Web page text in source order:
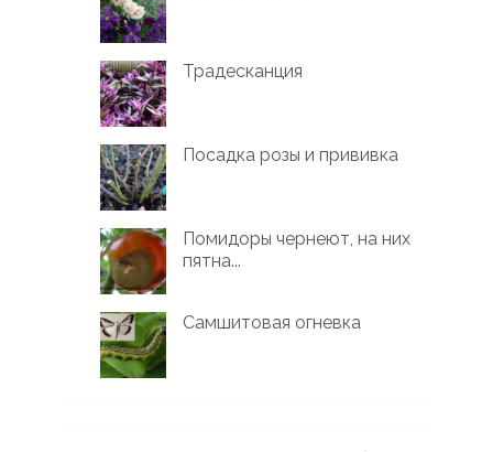
Традесканция
Посадка розы и прививка
Помидоры чернеют, на них
пятна...
Самшитовая огневка